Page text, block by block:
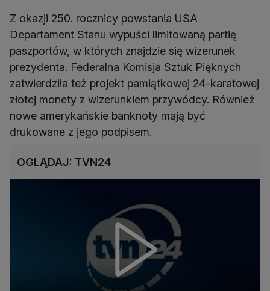
Z okazji 250. rocznicy powstania USA
Departament Stanu wypuści limitowaną partię
paszportów, w których znajdzie się wizerunek
prezydenta. Federalna Komisja Sztuk Pięknych
zatwierdziła też projekt pamiątkowej 24-karatowej
złotej monety z wizerunkiem przywódcy. Również
nowe amerykańskie banknoty mają być
drukowane z jego podpisem.
OGLĄDAJ: TVN24